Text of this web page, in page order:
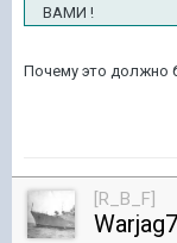
ВАМИ !
Почему это должно
[R_B_F]